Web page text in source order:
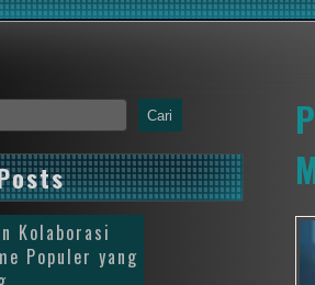
Cari
Kolaborasi
Populer yang